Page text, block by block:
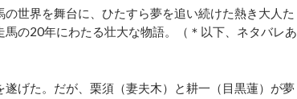
世界を舞台に、ひたすら夢を追い続けた熱き大人た
の20年にわたる壮大な物語。（＊以下、ネタバレあ
げた。だが、栗須（妻夫木）と耕一（目黒蓮）が夢